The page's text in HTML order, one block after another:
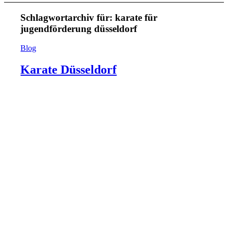
Schlagwortarchiv für:karate für
jugendförderung düsseldorf
Blog
Karate Düsseldorf